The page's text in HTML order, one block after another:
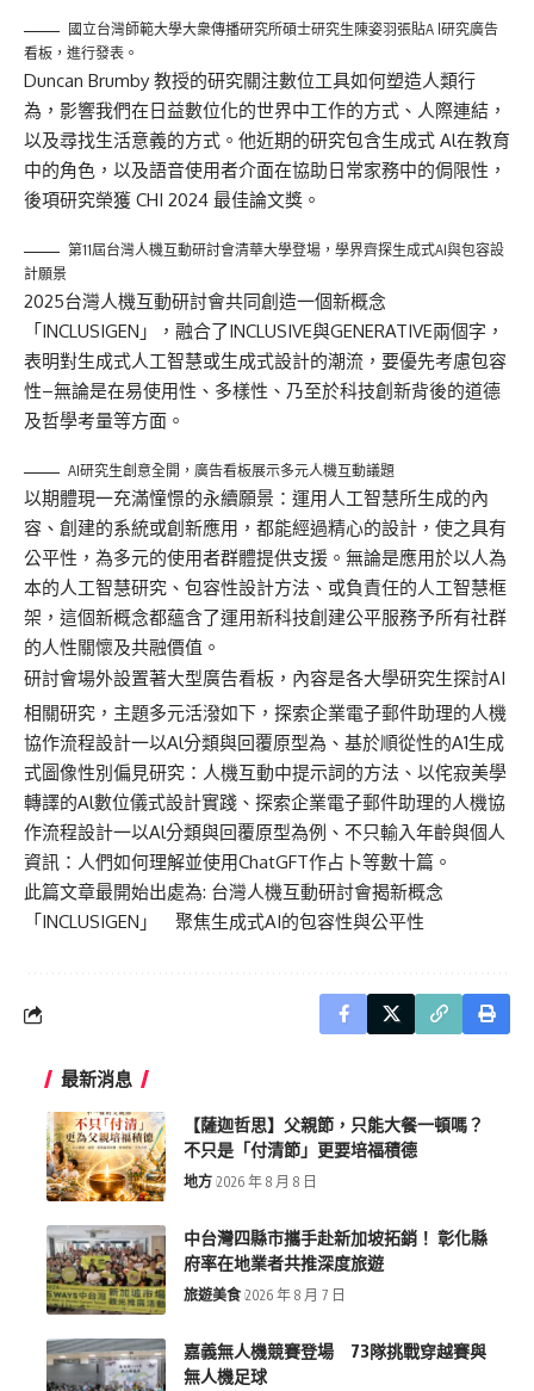
國立台灣師範大學大衆傳播研究所碩士研究生陳姿羽張貼A l研究廣告
看板，進行發表。
Duncan Brumby 教授的研究關注數位工具如何塑造人類行
為，影響我們在日益數位化的世界中工作的方式、人際連結，
以及尋找生活意義的方式。他近期的研究包含生成式 Al在教育
中的角色，以及語音使用者介面在協助日常家務中的侷限性，
後項研究榮獲 CHI 2024 最佳論文獎。
第11屆台灣人機互動研討會清華大學登場，學界齊探生成式AI與包容設
計願景
2025台灣人機互動研討會共同創造一個新概念
「INCLUSIGEN」，融合了INCLUSIVE與GENERATIVE兩個字，
表明對生成式人工智慧或生成式設計的潮流，要優先考慮包容
性–無論是在易使用性、多樣性、乃至於科技創新背後的道德
及哲學考量等方面。
AI研究生創意全開，廣告看板展示多元人機互動議題
以期體現一充滿憧憬的永續願景：運用人工智慧所生成的內
容、創建的系統或創新應用，都能經過精心的設計，使之具有
公平性，為多元的使用者群體提供支援。無論是應用於以人為
本的人工智慧研究、包容性設計方法、或負責任的人工智慧框
架，這個新概念都蘊含了運用新科技創建公平服務予所有社群
的人性關懷及共融價值。
研討會場外設置著大型廣告看板，內容是各大學研究生探討AI
相關研究，主題多元活潑如下，探索企業電子郵件助理的人機
協作流程設計一以Al分類與回覆原型為、基於順從性的A1生成
式圖像性別偏見研究：人機互動中提示詞的方法、以侘寂美學
轉譯的Al數位儀式設計實踐、探索企業電子郵件助理的人機協
作流程設計一以Al分類與回覆原型為例、不只輸入年齡與個人
資訊：人們如何理解並使用ChatGFT作占卜等數十篇。
此篇文章最開始出處為: 台灣人機互動研討會揭新概念
「INCLUSIGEN」 聚焦生成式AI的包容性與公平性
最新消息
【薩迦哲思】父親節，只能大餐一頓嗎？
不只是「付清節」更要培福積德
地方 2026 年 8 月 8 日
中台灣四縣市攜手赴新加坡拓銷！ 彰化縣
府率在地業者共推深度旅遊
旅遊美食 2026 年 8 月 7 日
嘉義無人機競賽登場 73隊挑戰穿越賽與
無人機足球